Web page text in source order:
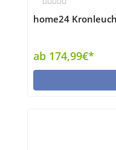
home24
ab 174,99€*